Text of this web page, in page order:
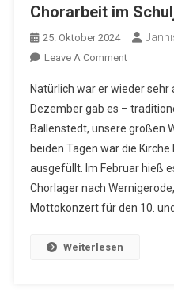
Chorarbeit im
25. Oktober 2024
Leave A CommentOn
Im
Schuljahr
2023
Natürlich war er wieder sehr
Dezember gab es –
Ballenstedt, unsere großen
beiden Tagen war die
ausgefüllt. Im Februar hieß
Chorlager nach
Mottokonzert für den 10. und
Weiterlesen